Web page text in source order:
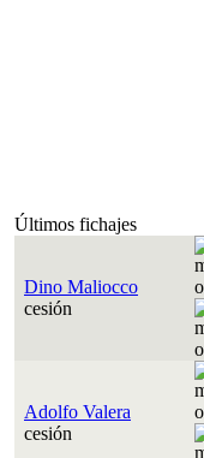
Últimos fichajes
Dino Maliocco
cesión
Adolfo Valera
cesión